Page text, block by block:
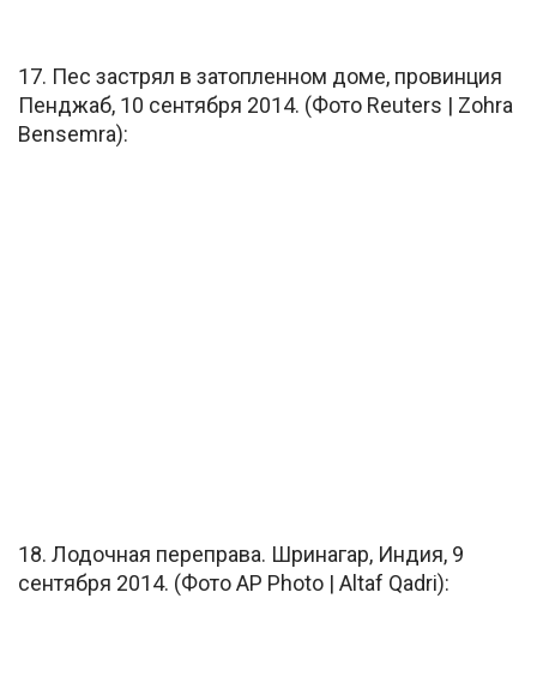
17. Пес застрял в затопленном доме, провинция
Пенджаб, 10 сентября 2014. (Фото Reuters | Zohra
Bensemra):
18. Лодочная переправа. Шринагар, Индия, 9
сентября 2014. (Фото AP Photo | Altaf Qadri):